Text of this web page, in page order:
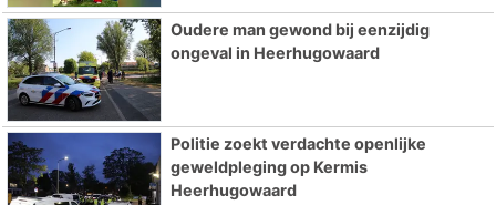
Oudere man gewond bij eenzijdig
ongeval in Heerhugowaard
Politie zoekt verdachte openlijke
geweldpleging op Kermis
Heerhugowaard